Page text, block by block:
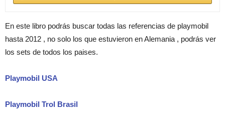
En este libro podrás buscar todas las referencias de playmobil
hasta 2012 , no solo los que estuvieron en Alemania , podrás ver
los sets de todos los paises.
Playmobil USA
Playmobil Trol Brasil